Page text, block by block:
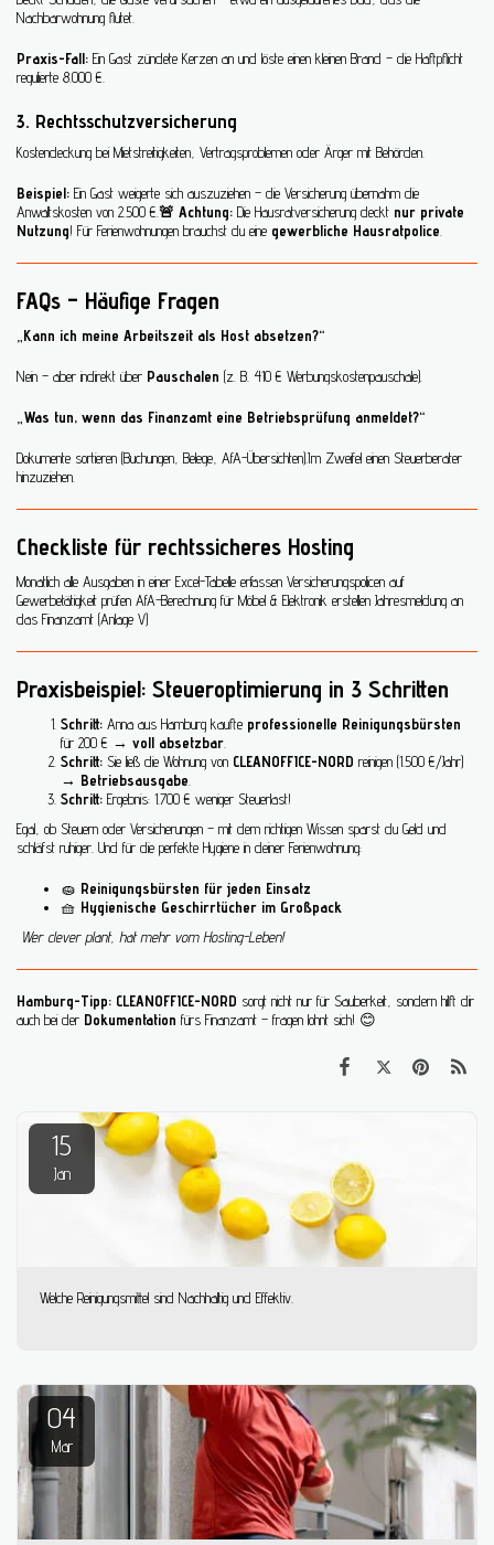
Nachbarwohnung flutet.
Praxis-Fall: Ein Gast zündete Kerzen an und löste einen kleinen Brand – die Haftpflicht
regulierte 8.000 €.
3. Rechtsschutzversicherung
Kostendeckung bei Mietstreitigkeiten, Vertragsproblemen oder Ärger mit Behörden.
Beispiel: Ein Gast weigerte sich auszuziehen – die Versicherung übernahm die
Anwaltskosten von 2.500 €.🚨 Achtung: Die Hausratversicherung deckt nur private
Nutzung! Für Ferienwohnungen brauchst du eine gewerbliche Hausratpolice
FAQs – Häufige Fragen
„Kann ich meine Arbeitszeit als Host absetzen?“
Nein – aber indirekt über Pauschalen (z. B. 410 € Werbungskostenpauschale).
„Was tun, wenn das Finanzamt eine Betriebsprüfung anmeldet?“
Dokumente sortieren (Buchungen, Belege, AfA-Übersichten).Im Zweifel einen Steuerberater
hinzuziehen.
Checkliste für rechtssicheres Hosting
Monatlich alle Ausgaben in einer Excel-Tabelle erfassen Versicherungspolicen auf
Gewerbetätigkeit prüfen AfA-Berechnung für Möbel & Elektronik erstellen Jahresmeldung an
das Finanzamt (Anlage V)
Praxisbeispiel: Steueroptimierung in 3 Schritten
Schritt: Anna aus Hamburg kaufte professionelle Reinigungsbürsten
für 200 € → voll absetzbar
Schritt: Sie ließ die Wohnung von CLEANOFFICE-NORD reinigen (1.500 €/Jahr)
→ Betriebsausgabe
Schritt: Ergebnis: 1.700 € weniger Steuerlast!
Egal, ob Steuern oder Versicherungen – mit dem richtigen Wissen sparst du Geld und
schläfst ruhiger. Und für die perfekte Hygiene in deiner Ferienwohnung:
🧽 Reinigungsbürsten für jeden Einsatz
🧺 Hygienische Geschirrtücher im Großpack
Wer clever plant, hat mehr vom Hosting-Leben!
Hamburg-Tipp: CLEANOFFICE-NORD sorgt nicht nur für Sauberkeit, sondern hilft dir
auch bei der Dokumentation fürs Finanzamt – fragen lohnt sich! 😊
15
Jan
Welche Reinigungsmittel sind Nachhaltig und Effektiv.
04
Mar